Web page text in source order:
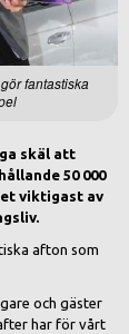
fantastiska
skäl att
50 000
viktigast av
afton som
och gäster
har för vårt